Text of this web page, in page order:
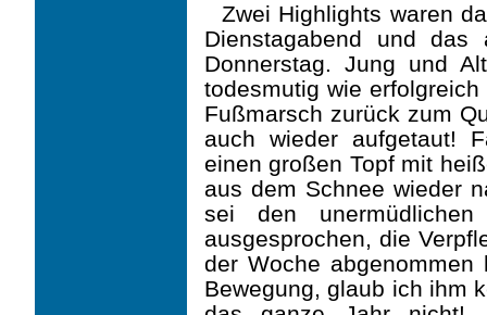
Zwei Highlights waren
Dienstagabend und das
Donnerstag. Jung und
todesmutig wie
Fußmarsch zurück zum
auch wieder aufgetaut!
einen großen Topf mit
aus dem Schnee wieder
sei den
ausgesprochen, die
der Woche
Bewegung, glaub ich ihm